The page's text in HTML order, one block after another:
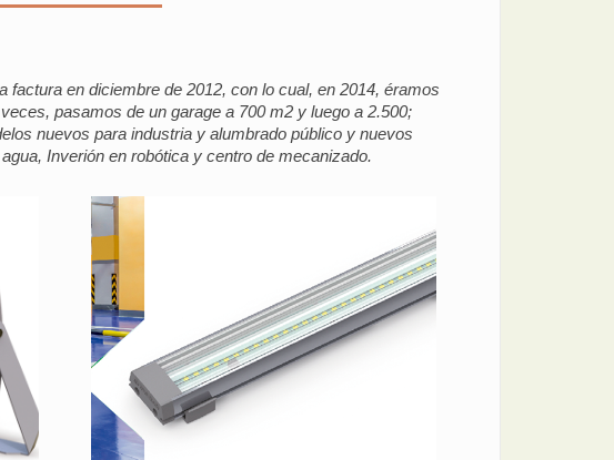
en diciembre de 2012, con lo cual, en 2014, éramos
pasamos de un garage a 700 m2 y luego a 2.500;
nuevos para industria y alumbrado público y nuevos
Inverión en robótica y centro de mecanizado.